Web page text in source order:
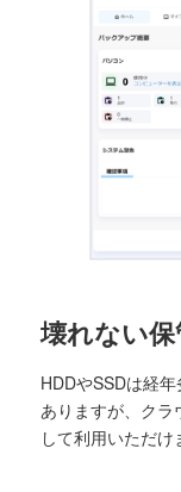
壊れない
HDDやSSDは経
ありますが、クラ
して利用いただけ